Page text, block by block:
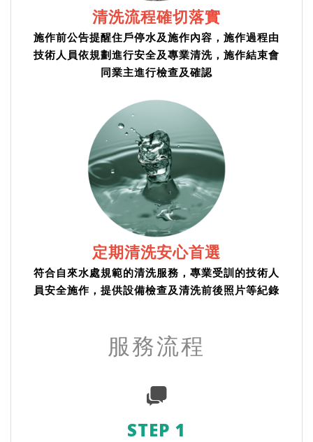
清洗流程確切落實
施作前公告提醒住戶停水及施作內容，施作過程由
技術人員依規劃進行安全及專業清洗，施作結束會
同業主進行檢查及確認
定期清洗安心首選
符合自來水處規範的清洗服務，專業受訓的技術人
員安全施作，提供設備檢查及清洗前後照片等紀錄
服務流程
STEP 1